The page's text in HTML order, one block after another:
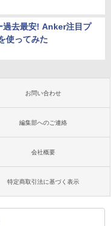
去最安! Anker注目プ
使ってみた
お問い合わせ
編集部へのご連絡
会社概要
特定商取引法に基づく表示